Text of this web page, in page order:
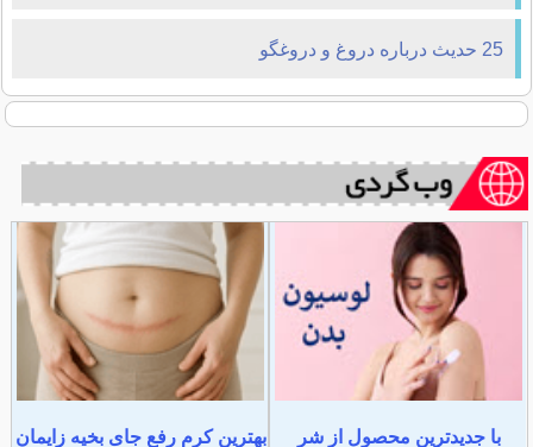
25 حديث درباره دروغ و دروغگو
با جدیدترین محصول از شر بهترین کرم رفع جای بخیه زایمان